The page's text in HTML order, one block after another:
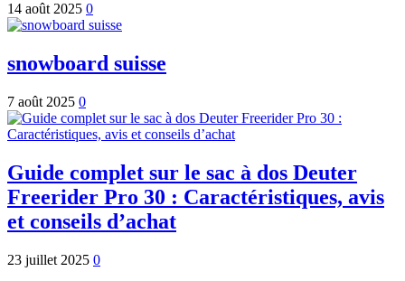
14 août 2025 0
snowboard suisse
7 août 2025 0
Guide complet sur le sac à dos Deuter
Freerider Pro 30 : Caractéristiques, avis
et conseils d’achat
23 juillet 2025 0